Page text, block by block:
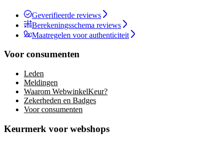
Geverifieerde reviews
Berekeningsschema reviews
Maatregelen voor authenticiteit
Voor consumenten
Leden
Meldingen
Waarom WebwinkelKeur?
Zekerheden en Badges
Voor consumenten
Keurmerk voor webshops